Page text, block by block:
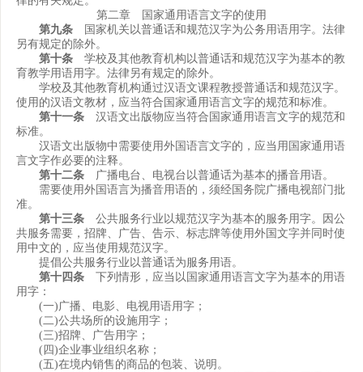
第二章 国家通用语言文字的使用
第九条 国家机关以普通话和规范汉字为公务用语用字。法律
另有规定的除外。
第十条 学校及其他教育机构以普通话和规范汉字为基本的教
育教学用语用字。法律另有规定的除外。
学校及其他教育机构通过汉语文课程教授普通话和规范汉字。
使用的汉语文教材，应当符合国家通用语言文字的规范和标准。
第十一条 汉语文出版物应当符合国家通用语言文字的规范和
标准。
汉语文出版物中需要使用外国语言文字的，应当用国家通用语
言文字作必要的注释。
第十二条 广播电台、电视台以普通话为基本的播音用语。
需要使用外国语言为播音用语的，须经国务院广播电视部门批
准。
第十三条 公共服务行业以规范汉字为基本的服务用字。因公
共服务需要，招牌、广告、告示、标志牌等使用外国文字并同时使
用中文的，应当使用规范汉字。
提倡公共服务行业以普通话为服务用语。
第十四条 下列情形，应当以国家通用语言文字为基本的用语
用字：
(一)广播、电影、电视用语用字；
(二)公共场所的设施用字；
(三)招牌、广告用字；
(四)企业事业组织名称；
(五)在境内销售的商品的包装、说明。